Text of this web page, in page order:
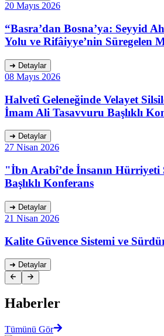
20 Mayıs 2026
“Basra’dan Bosna’ya: Seyyid
Yolu ve Rifâiyye’nin Süregelen
➜ Detaylar
08 Mayıs 2026
Halvetî Geleneğinde Velayet
İmam Ali Tasavvuru Başlıklı
➜ Detaylar
27 Nisan 2026
"İbn Arabî’de İnsanın
Başlıklı Konferans
➜ Detaylar
21 Nisan 2026
Kalite Güvence Sistemi ve
➜ Detaylar
Haberler
Tümünü Gör